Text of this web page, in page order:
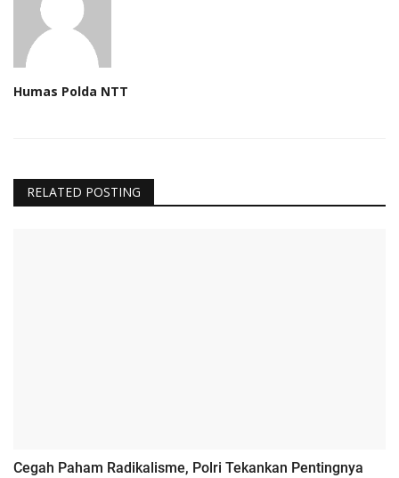
Humas Polda NTT
RELATED POSTING
Cegah Paham Radikalisme, Polri Tekankan Pentingnya